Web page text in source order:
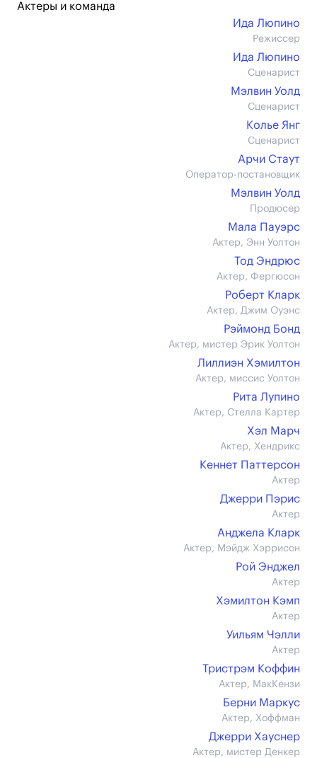
Актеры и команда
Ида Люпино
Режиссер
Ида Люпино
Сценарист
Мэлвин Уолд
Сценарист
Колье Янг
Сценарист
Арчи Стаут
Оператор-постановщик
Мэлвин Уолд
Продюсер
Мала Пауэрс
Актер, Энн Уолтон
Тод Эндрюс
Актер, Фергюсон
Роберт Кларк
Актер, Джим Оуэнс
Рэймонд Бонд
Актер, мистер Эрик Уолтон
Лиллиэн Хэмилтон
Актер, миссис Уолтон
Рита Лупино
Актер, Стелла Картер
Хэл Марч
Актер, Хендрикс
Кеннет Паттерсон
Актер
Джерри Пэрис
Актер
Анджела Кларк
Актер, Мэйдж Хэррисон
Рой Энджел
Актер
Хэмилтон Кэмп
Актер
Уильям Чэлли
Актер
Тристрэм Коффин
Актер, МакКензи
Берни Маркус
Актер, Хоффман
Джерри Хауснер
Актер, мистер Денкер